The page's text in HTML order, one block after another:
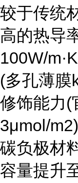
较于传统
高的热导
100W/
(多孔薄膜
修饰能力(
3μmol/
碳负极材
容量提升